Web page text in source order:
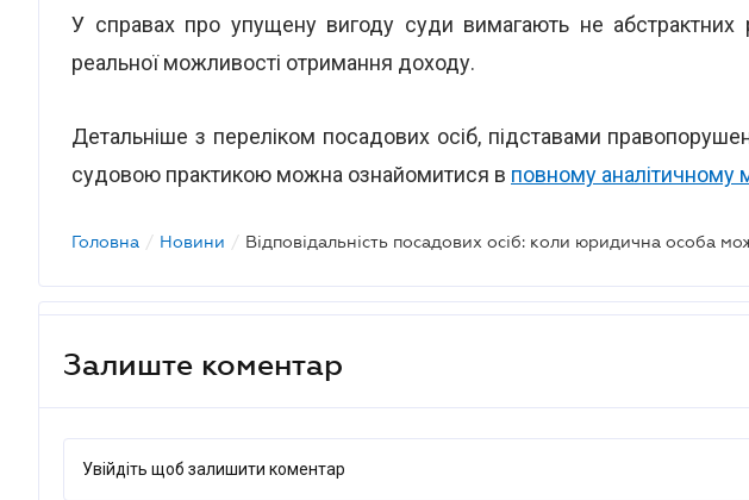
У справах про упущену вигоду суди вимагають не абстрактних
реальної можливості отримання доходу.
Детальніше з переліком посадових осіб, підставами
судовою практикою можна ознайомитися в повному аналітичному
Головна / Новини /
Залиште коментар
Увійдіть щоб залишити коментар